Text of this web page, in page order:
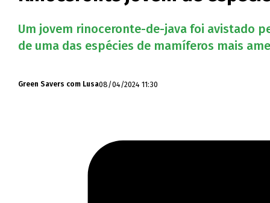
Um jovem rinoceronte-de-java foi avistado
de uma das espécies de mamíferos mais
Green Savers com Lusa08/04/2024 11:30